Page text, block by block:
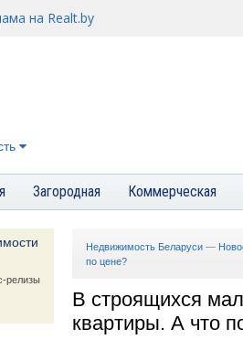
на Realt.by
Загородная Коммерческая
релизы
Недвижимость Беларуси —
по цене?
В строящихся
квартиры. А что